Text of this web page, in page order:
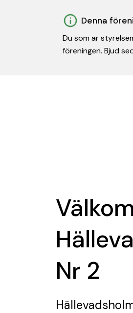
Denna
Du som är
föreningen. Bjud
Nr 2